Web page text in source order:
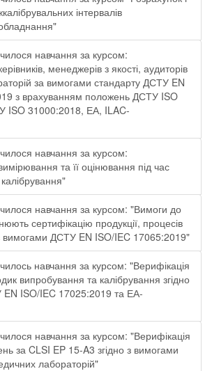
інтервалів
навчання за курсом:
менеджерів з якості, аудиторів
за вимогами стандарту ДСТУ EN
з врахуванням положень ДСТУ ISO
ISO 31000:2018, ЕА, ILAC-
навчання за курсом:
та її оцінювання під час
навчання за курсом: "Вимоги до
сертифікацію продукції, процесів
вимогами ДСТУ EN ISO/IEC 17065:2019"
навчання за курсом: "Верифікація
випробування та калібрування згідно
ISO/IEC 17025:2019 та ЕА-
навчання за курсом: "Верифікація
за CLSI EP 15-A3 згідно з вимогами
лабораторій"